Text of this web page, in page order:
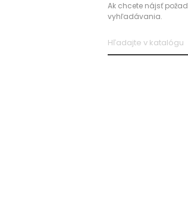
Ak chcete nájsť
vyhľadávania.